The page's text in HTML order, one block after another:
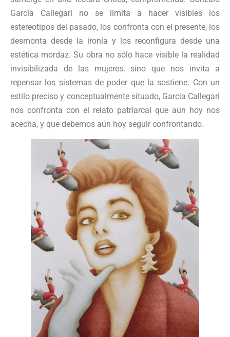
García Callegari no se limita a hacer visibles los
estereotipos del pasado, los confronta con el presente, los
desmonta desde la ironía y los reconfigura desde una
estética mordaz. Su obra no sólo hace visible la realidad
invisibilizada de las mujeres, sino que nos invita a
repensar los sistemas de poder que la sostiene. Con un
estilo preciso y conceptualmente situado, García Callegari
nos confronta con el relato patriarcal que aún hoy nos
acecha, y que debemos aún hoy seguir confrontando.